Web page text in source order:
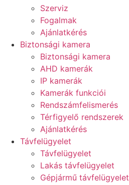
Szerviz
Fogalmak
Ajánlatkérés
Biztonsági kamera
Biztonsági kamera
AHD kamerák
IP kamerák
Kamerák funkciói
Rendszámfelismerés
Térfigyelő rendszerek
Ajánlatkérés
Távfelügyelet
Távfelügyelet
Lakás távfelügyelet
Gépjármű távfelügyelet